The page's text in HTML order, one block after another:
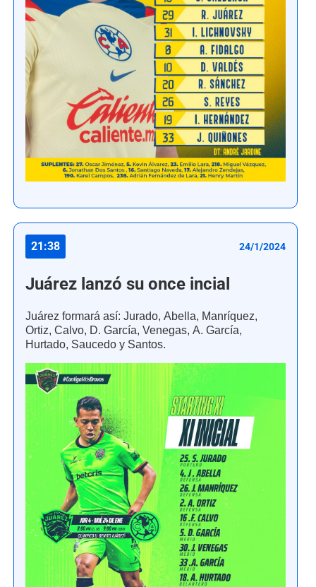
21:38 24/1/2024
Juárez lanzó su once incial
Juárez formará así: Jurado, Abella, Manríquez,
Ortiz, Calvo, D. García, Venegas, A. García,
Hurtado, Saucedo y Santos.